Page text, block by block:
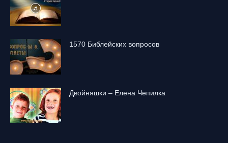
1570 Библейских вопросов
Двойняшки – Елена Чепилка